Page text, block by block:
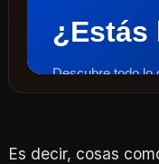
Es decir, cosas